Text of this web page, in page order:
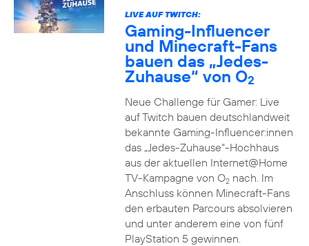
LIVE AUF TWITCH:
Gaming-Influencer
und Minecraft-Fans
bauen das „Jedes-
Zuhause“ von O2
Neue Challenge für Gamer: Live
auf Twitch bauen deutschlandweit
bekannte Gaming-Influencer:innen
das „Jedes-Zuhause“-Hochhaus
aus der aktuellen Internet@Home
TV-Kampagne von O2nach. Im
Anschluss können Minecraft-Fans
den erbauten Parcours absolvieren
und unter anderem eine von fünf
PlayStation 5 gewinnen.